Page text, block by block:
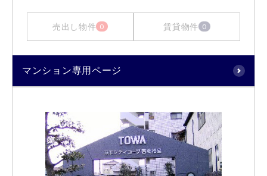
売出し物件 0 賃貸物件 0
マンション専用ページ